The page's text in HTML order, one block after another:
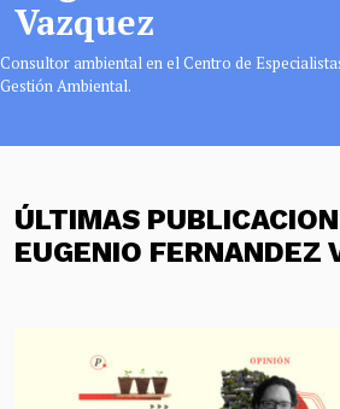
Vazquez
Consultor ambiental en el Centro de
Gestión Ambiental.
ÚLTIMAS
EUGENIO FERNANDEZ